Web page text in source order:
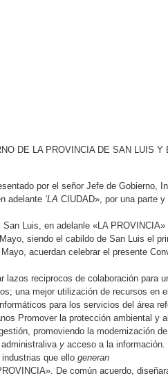
DE LA PROVINCIA DE SAN LUIS Y
por el señor Jefe de Gobierno,
adelante ‘LA CIUDAD», por una parte
Luis, en adelanle «LA PROVINCIA»
siendo el cabildo de San Luis el
acuerdan celebrar el presente
lazos reciprocos de colaboración para
una mejor utilización de recursos en
para los servicios del área
Promover la protección ambiental y
promoviendo la modernización
y acceso a la
que ello generan
De común acuerdo,